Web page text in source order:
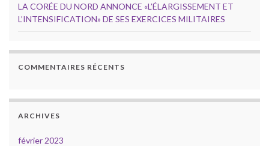
LA CORÉE DU NORD ANNONCE «L’ÉLARGISSEMENT ET
L’INTENSIFICATION» DE SES EXERCICES MILITAIRES
COMMENTAIRES RÉCENTS
ARCHIVES
février 2023